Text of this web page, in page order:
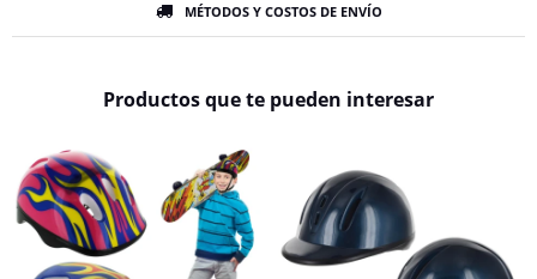
MÉTODOS Y COSTOS DE ENVÍO
Productos que te pueden interesar